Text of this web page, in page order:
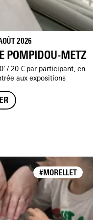
2026
POMPIDOU-METZ
20 € par participant, en
aux expositions
#MORELLET